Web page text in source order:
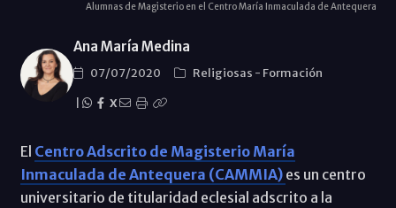
Alumnas de Magisterio en el Centro María Inmaculada de Antequera
Ana María Medina
07/07/2020 Religiosas - Formación
X
El Centro Adscrito de Magisterio María
Inmaculada de Antequera (CAMMIA) es un centro
universitario de titularidad eclesial adscrito a la